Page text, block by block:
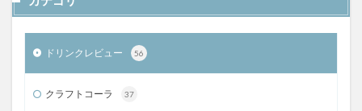
ドリンクレビュー 56
クラフトコーラ 37